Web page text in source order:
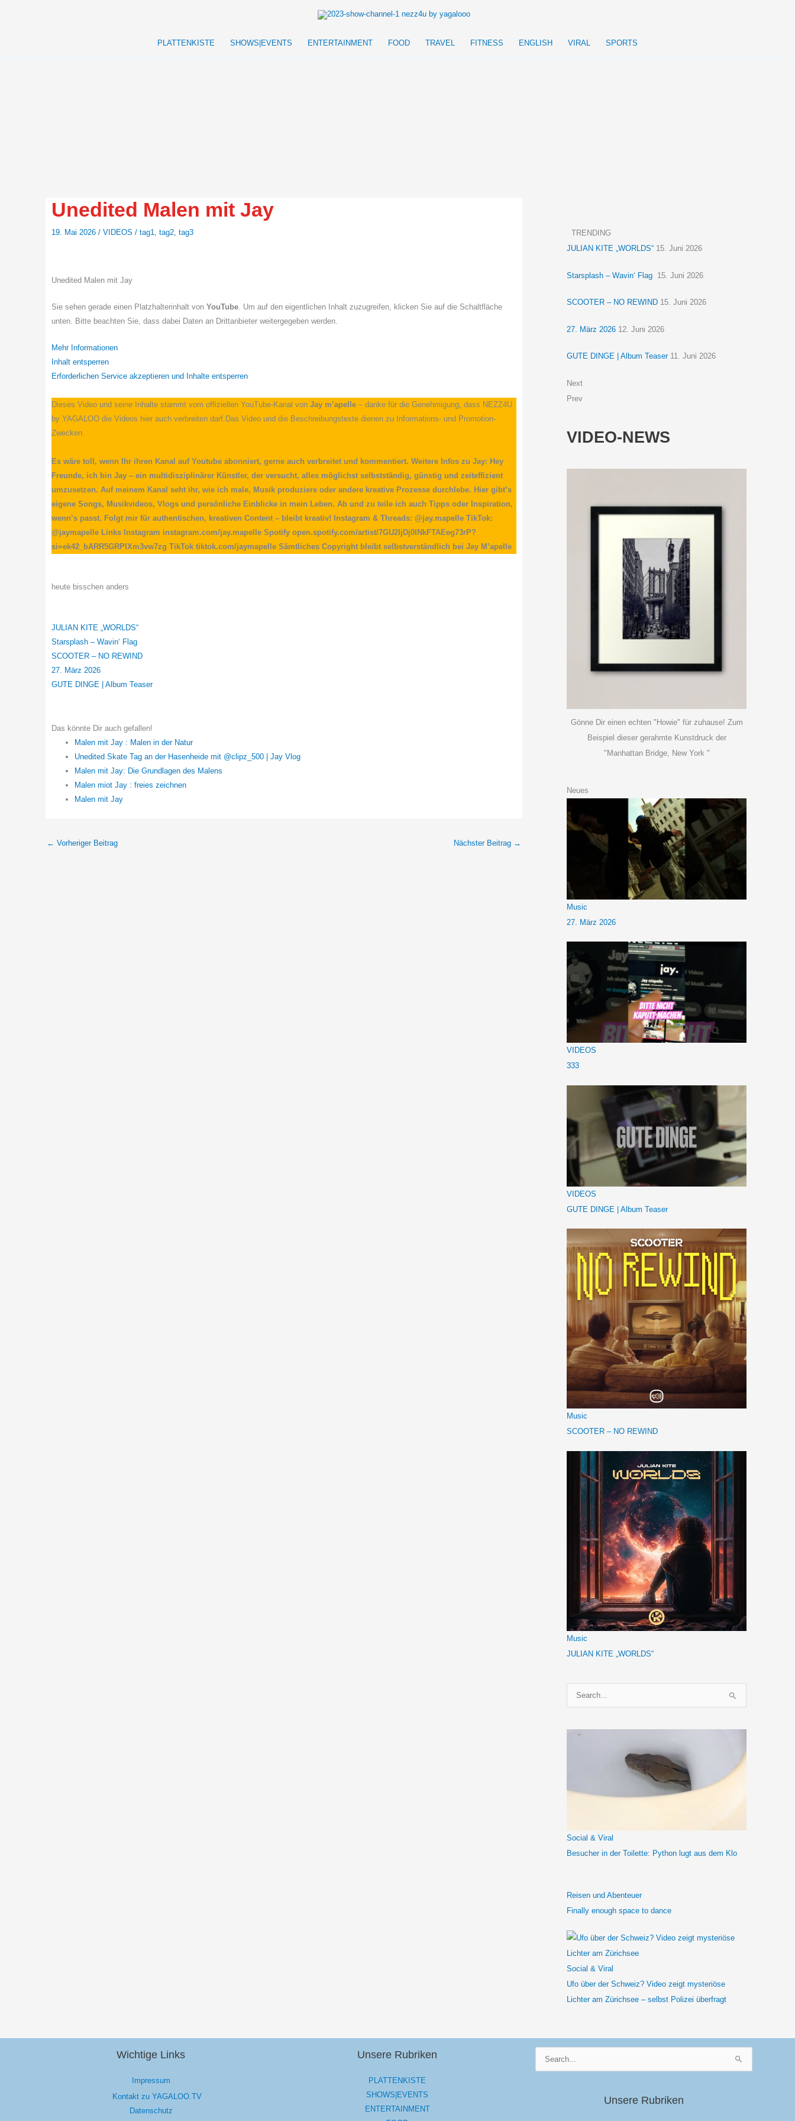
PLATTENKISTE
SHOWS|EVENTS ENTERTAINMENT FOOD TRAVEL FITNESS ENGLISH VIRAL SPORTS
Unedited Malen mit Jay
19. Mai 2026 / VIDEOS / tag1, tag2, tag3
Unedited Malen mit Jay
Sie sehen gerade einen Platzhalterinhalt von YouTube . Um auf den eigentlichen Inhalt zuzugreifen, klicken Sie auf die Schaltfläche
unten. Bitte beachten Sie, dass dabei Daten an Drittanbieter weitergegeben werden.
Mehr Informationen
Inhalt entsperren
Erforderlichen Service akzeptieren und Inhalte entsperren
Dieses Video und seine Inhalte stammt vom offiziellen YouTube-Kanal von Jay m’apelle – danke für die Genehmigung, dass NEZZ4U
by YAGALOO die Videos hier auch verbreiten darf.Das Video und die Beschreibungstexte dienen zu Informations- und Promotion-
Zwecken.
Es wäre toll, wenn Ihr ihren Kanal auf Youtube abonniert, gerne auch verbreitet und kommentiert. Weitere Infos zu Jay: Hey
Freunde, ich bin Jay – ein multidisziplinärer Künstler, der versucht, alles möglichst selbstständig, günstig und zeiteffizient
umzusetzen. Auf meinem Kanal seht ihr, wie ich male, Musik produziere oder andere kreative Prozesse durchlebe. Hier gibt’s
eigene Songs, Musikvideos, Vlogs und persönliche Einblicke in mein Leben. Ab und zu teile ich auch Tipps oder Inspiration,
wenn’s passt. Folgt mir für authentischen, kreativen Content – bleibt kreativ! Instagram & Threads: @jay.mapelle TikTok:
@jaymapelle Links Instagram instagram.com/jay.mapelle Spotify open.spotify.com/artist/7GU2IjDj0lNkFTAEeg73rP?
si=ek42_bARR5GRPIXm3vw7zg TikTok tiktok.com/jaymapelle Sämtliches Copyright bleibt selbstverständlich bei Jay M’apelle
heute bisschen anders
JULIAN KITE „WORLDS“
Starsplash – Wavin‘ Flag
SCOOTER – NO REWIND
27. März 2026
GUTE DINGE | Album Teaser
Das könnte Dir auch gefallen!
Malen mit Jay : Malen in der Natur
Unedited Skate Tag an der Hasenheide mit @clipz_500 | Jay Vlog
Malen mit Jay: Die Grundlagen des Malens
Malen miot Jay : freies zeichnen
Malen mit Jay
← Vorheriger Beitrag Nächster Beitrag →
TRENDING
JULIAN KITE „WORLDS“ 15. Juni 2026
Starsplash – Wavin‘ Flag 15. Juni 2026
SCOOTER – NO REWIND 15. Juni 2026
27. März 2026 12. Juni 2026
GUTE DINGE | Album Teaser 11. Juni 2026
Next
Prev
VIDEO-NEWS
Gönne Dir einen echten "Howie" für zuhause! Zum
Beispiel dieser gerahmte Kunstdruck der
"Manhattan Bridge, New York "
Neues
Music
27. März 2026
VIDEOS
333
VIDEOS
GUTE DINGE | Album Teaser
Music
SCOOTER – NO REWIND
Music
JULIAN KITE „WORLDS“
u
h
Social & Viral
Besucher in der Toilette: Python lugt aus dem Klo
Reisen und Abenteuer
Finally enough space to dance
Social & Viral
Ufo über der Schweiz? Video zeigt mysteriöse
Lichter am Zürichsee – selbst Polizei überfragt
Wichtige Links
Impressum
Kontakt zu YAGALOO.TV
Datenschutz
Unsere Rubriken
PLATTENKISTE
SHOWS|EVENTS
ENTERTAINMENT
Unsere Rubriken